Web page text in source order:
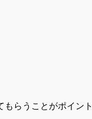
らうことがポイント